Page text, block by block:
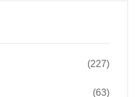
(227)
(63)